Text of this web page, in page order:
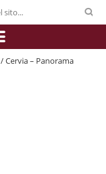
/ Cervia – Panorama